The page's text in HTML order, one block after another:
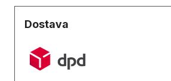
Dostava